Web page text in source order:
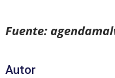
Fuente:
Autor